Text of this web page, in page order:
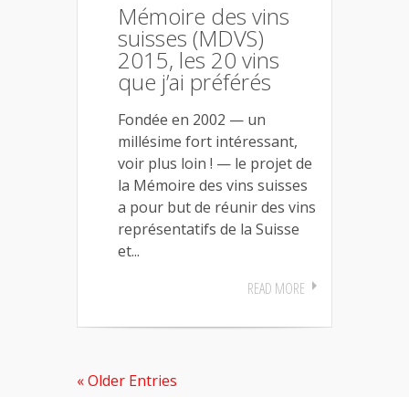
Mémoire des vins
suisses (MDVS)
2015, les 20 vins
que j’ai préférés
Fondée en 2002 — un
millésime fort intéressant,
voir plus loin ! — le projet de
la Mémoire des vins suisses
a pour but de réunir des vins
représentatifs de la Suisse
et...
READ MORE
« Older Entries